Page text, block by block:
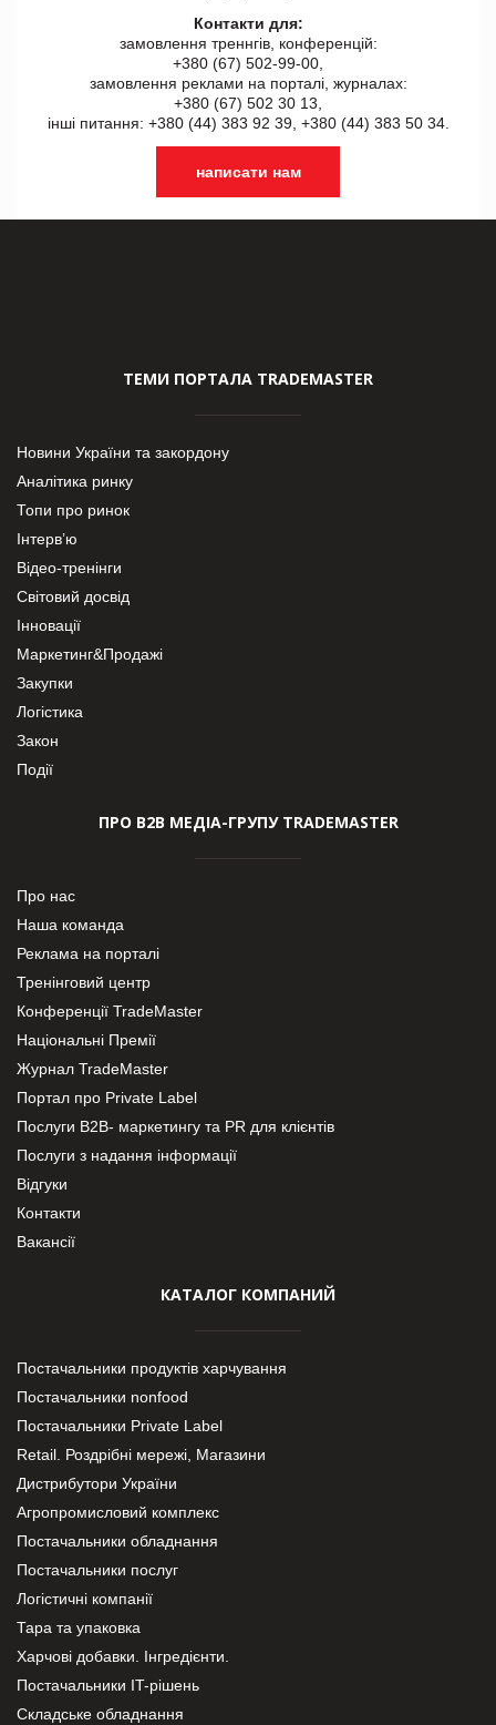
Контакти для:
замовлення треннгів, конференцій:
+380 (67) 502-99-00,
замовлення реклами на порталі, журналах:
+380 (67) 502 30 13,
інші питання: +380 (44) 383 92 39, +380 (44) 383 50 34.
написати нам
ТЕМИ ПОРТАЛА TRADEMASTER
Новини України та закордону
Аналітика ринку
Топи про ринок
Інтерв’ю
Відео-тренінги
Світовий досвід
Інновації
Маркетинг&Продажі
Закупки
Логістика
Закон
Події
ПРО В2В МЕДІА-ГРУПУ TRADEMASTER
Про нас
Наша команда
Реклама на порталі
Тренінговий центр
Конференції TradeMaster
Національні Премії
Журнал TradeMaster
Портал про Private Label
Послуги В2В- маркетингу та PR для клієнтів
Послуги з надання інформації
Відгуки
Контакти
Вакансії
КАТАЛОГ КОМПАНИЙ
Постачальники продуктів харчування
Постачальники nonfood
Постачальники Private Label
Retail. Роздрібні мережі, Магазини
Дистрибутори України
Агропромисловий комплекс
Постачальники обладнання
Постачальники послуг
Логістичні компанії
Тара та упаковка
Харчові добавки. Інгредієнти.
Постачальники IT-рішень
Складське обладнання